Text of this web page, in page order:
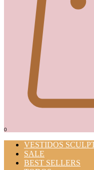
0
VESTIDOS
SALE
BEST SELLERS